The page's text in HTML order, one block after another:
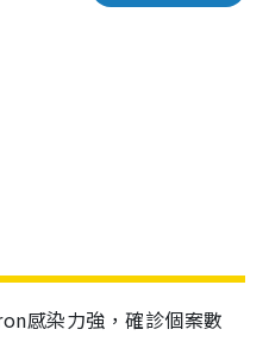
感染力強，確診個案數